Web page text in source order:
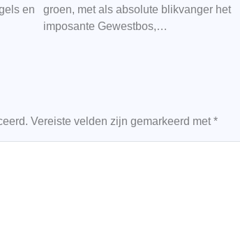
en
groen, met als absolute blikvanger het
imposante Gewestbos,…
Vereiste velden zijn gemarkeerd met*